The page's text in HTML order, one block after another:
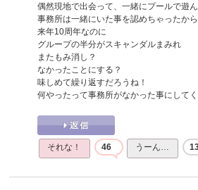
偶然現地で出会って、一緒にプールで遊
事務所は一緒にいた事を認めちゃったから
来年10周年なのに
グループの半分がスキャンダルまみれ
またもみ消し？
なかったことにする？
味しめて繰り返すだろうね！
何やったって事務所がなかった事にして
それな！ 46 うーん…